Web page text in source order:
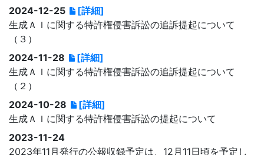
2024-12-25
[詳細]
生成ＡＩに関する特許権侵害訴訟の追訴提起について
（３）
2024-11-28
[詳細]
生成ＡＩに関する特許権侵害訴訟の追訴提起について
（２）
2024-10-28
[詳細]
生成ＡＩに関する特許権侵害訴訟の提起について
2023-11-24
2023年11月発行の公報収録予定は、12月11日頃を予定し